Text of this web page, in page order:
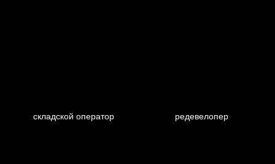
складской оператор редевелопер